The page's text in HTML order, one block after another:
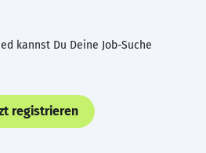
kannst Du Deine Job-Suche
registrieren